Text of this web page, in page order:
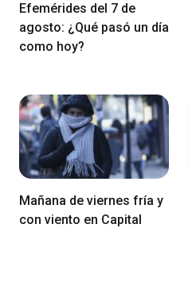
Efemérides del 7 de
agosto: ¿Qué pasó un día
como hoy?
Mañana de viernes fría y
con viento en Capital